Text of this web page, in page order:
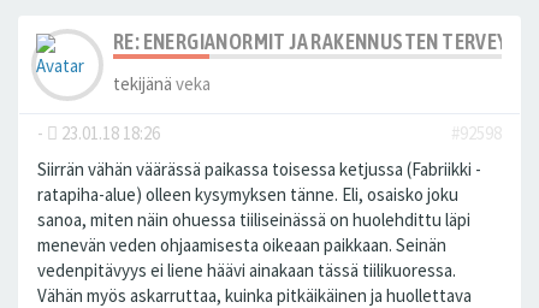
RE: ENERGIANORMIT JA RAKENNUSTEN TERVEYS
tekijänä veka
- 23.01.18 18:26
#92598
Siirrän vähän väärässä paikassa toisessa ketjussa (Fabriikki -
ratapiha-alue) olleen kysymyksen tänne. Eli, osaisko joku
sanoa, miten näin ohuessa tiiliseinässä on huolehdittu läpi
menevän veden ohjaamisesta oikeaan paikkaan. Seinän
vedenpitävyys ei liene häävi ainakaan tässä tiilikuoressa.
Vähän myös askarruttaa, kuinka pitkäikäinen ja huollettava